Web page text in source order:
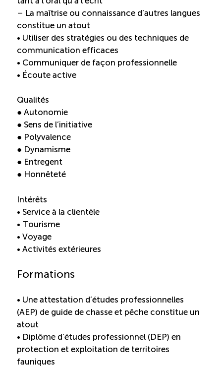
– La maîtrise ou connaissance d’autres langues
constitue un atout
• Utiliser des stratégies ou des techniques de
communication efficaces
• Communiquer de façon professionnelle
• Écoute active
Qualités
● Autonomie
● Sens de l’initiative
● Polyvalence
● Dynamisme
● Entregent
● Honnêteté
Intérêts
• Service à la clientèle
• Tourisme
• Voyage
• Activités extérieures
Formations
• Une attestation d’études professionnelles
(AEP) de guide de chasse et pêche constitue un
atout
• Diplôme d’études professionnel (DEP) en
protection et exploitation de territoires
fauniques